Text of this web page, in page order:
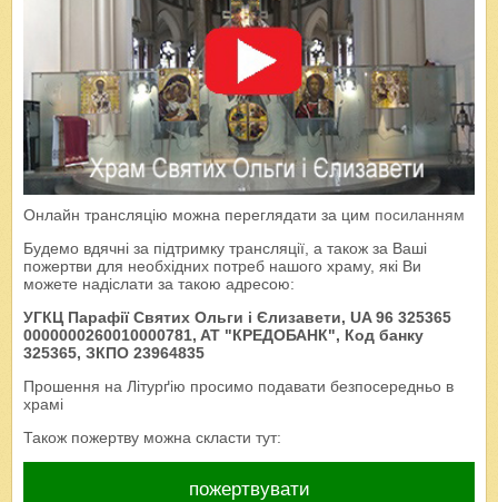
Онлайн трансляцію можна переглядати за цим посиланням
Будемо вдячні за підтримку трансляції, а також за Ваші
пожертви для необхідних потреб нашого храму, які Ви
можете надіслати за такою адресою:
УГКЦ Парафії Святих Ольги і Єлизавети, UA 96 325365
0000000260010000781, AT "КРЕДОБАНК", Код банку
325365, ЗКПО 23964835
Прошення на Літурґію просимо подавати безпосередньо в
храмі
Також пожертву можна скласти тут:
пожертвувати